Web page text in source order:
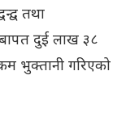
तथा
दुई लाख ३८
भुक्तानी गरिएको